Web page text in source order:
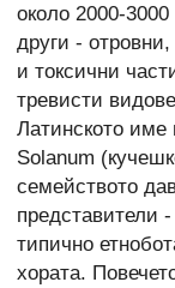
около 2000-
други -
и токсични
тревисти
Латинското име
Solanum
семейството
представители
типично
хората.